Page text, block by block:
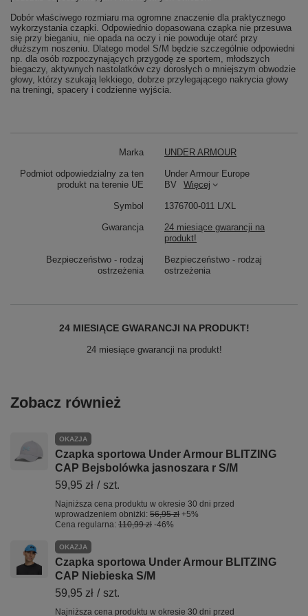
Dobór właściwego rozmiaru ma ogromne znaczenie dla praktycznego
wykorzystania czapki. Odpowiednio dopasowana czapka nie przesuwa
się przy bieganiu, nie opada na oczy i nie powoduje otarć przy
dłuższym noszeniu. Dlatego model S/M będzie szczególnie odpowiedni
np. dla osób rozpoczynających przygodę ze sportem, młodszych
biegaczy, aktywnych nastolatków czy dorosłych o mniejszym obwodzie
głowy, którzy szukają lekkiego, dobrze przylegającego nakrycia głowy
na treningi, spacery i codzienne wyjścia.
Marka UNDER ARMOUR
Podmiot odpowiedzialny za ten
produkt na terenie UE
Under Armour Europe
BV
Więcej
Symbol 1376700-011 L/XL
Gwarancja
24 miesiące gwarancji na
produkt!
Bezpieczeństwo - rodzaj
ostrzeżenia
Bezpieczeństwo - rodzaj
ostrzeżenia
24 MIESIĄCE GWARANCJI NA PRODUKT!
24 miesiące gwarancji na produkt!
Zobacz również
OKAZJA
Czapka sportowa Under Armour BLITZING
CAP Bejsbolówka jasnoszara r S/M
59,95 zł / szt.
Najniższa cena produktu w okresie 30 dni przed
wprowadzeniem obniżki: 56,95 zł +5%
Cena regularna: 110,99 zł -46%
OKAZJA
Czapka sportowa Under Armour BLITZING
CAP Niebieska S/M
59,95 zł / szt.
Najniższa cena produktu w okresie 30 dni przed